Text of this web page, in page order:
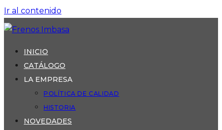
Ir al contenido
INICIO
CATÁLOGO
LA EMPRESA
POLÍTICA DE CALIDAD
HISTORIA
NOVEDADES